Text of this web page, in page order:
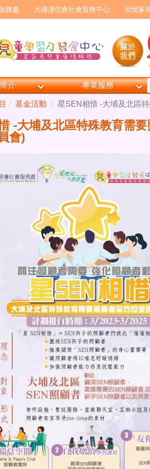
務處 大埔浸信會社會服務中心 欣悅家
介 專業服務
基金活動 星SEN相惜 -大埔及北區
-大埔及北區特殊教育需
會)